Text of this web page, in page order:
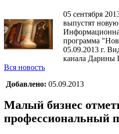
05 сентября
выпустят
программа
05.09.2013 г.
канала Дарины
Вся новость
Добавлено: 05.09.2013
Малый бизнес
профессиональный